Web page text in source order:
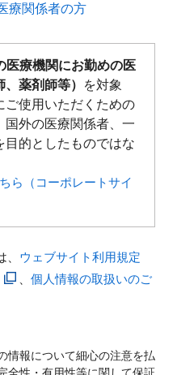
療関係者の方​
医療機関にお勤めの医
薬剤師等）
を対象
ご使用いただくための
外の医療関係者、一
目的としたものではな
ら（コーポレートサイ
ウェブサイト利用規定
個人情報の取扱いのご
情報について細心の注意を払
全性・有用性等に関して保証